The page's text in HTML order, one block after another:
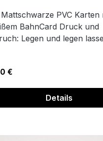
PVC Karten
BahnCard Druck und
Legen und legen
Preis:
€
Details